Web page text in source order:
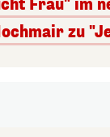
Frau" im
zu